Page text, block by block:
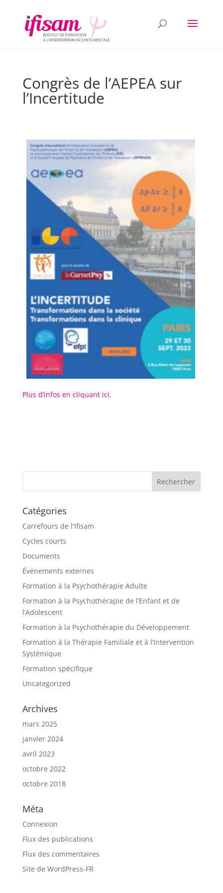
Congrès de l’AEPEA sur
l’Incertitude
Plus d’infos en cliquant ici.
Catégories
Carrefours de l'Ifisam
Cycles courts
Documents
Événements externes
Formation à la Psychothérapie Adulte
Formation à la Psychothérapie de l’Enfant et de
l’Adolescent
Formation à la Psychothérapie du Développement
Formation à la Thérapie Familiale et à l’Intervention
Systémique
Formation spécifique
Uncategorized
Archives
mars 2025
janvier 2024
avril 2023
octobre 2022
octobre 2018
Méta
Connexion
Flux des publications
Flux des commentaires
Site de WordPress-FR